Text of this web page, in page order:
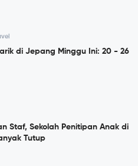
di Jepang Minggu Ini: 20 - 26
Staf, Sekolah Penitipan Anak di
Tutup